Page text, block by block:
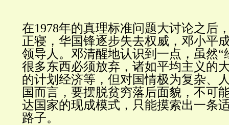
在1978年的真理标准问题大讨论之后
正寝，华国锋逐步失去权威，邓小平
领导人。邓清醒地认识到一点，虽然“
很多东西必须放弃，诸如平均主义的
的计划经济等，但对国情极为复杂、
国而言，要摆脱贫穷落后面貌，不可
达国家的现成模式，只能摸索出一条
路子。